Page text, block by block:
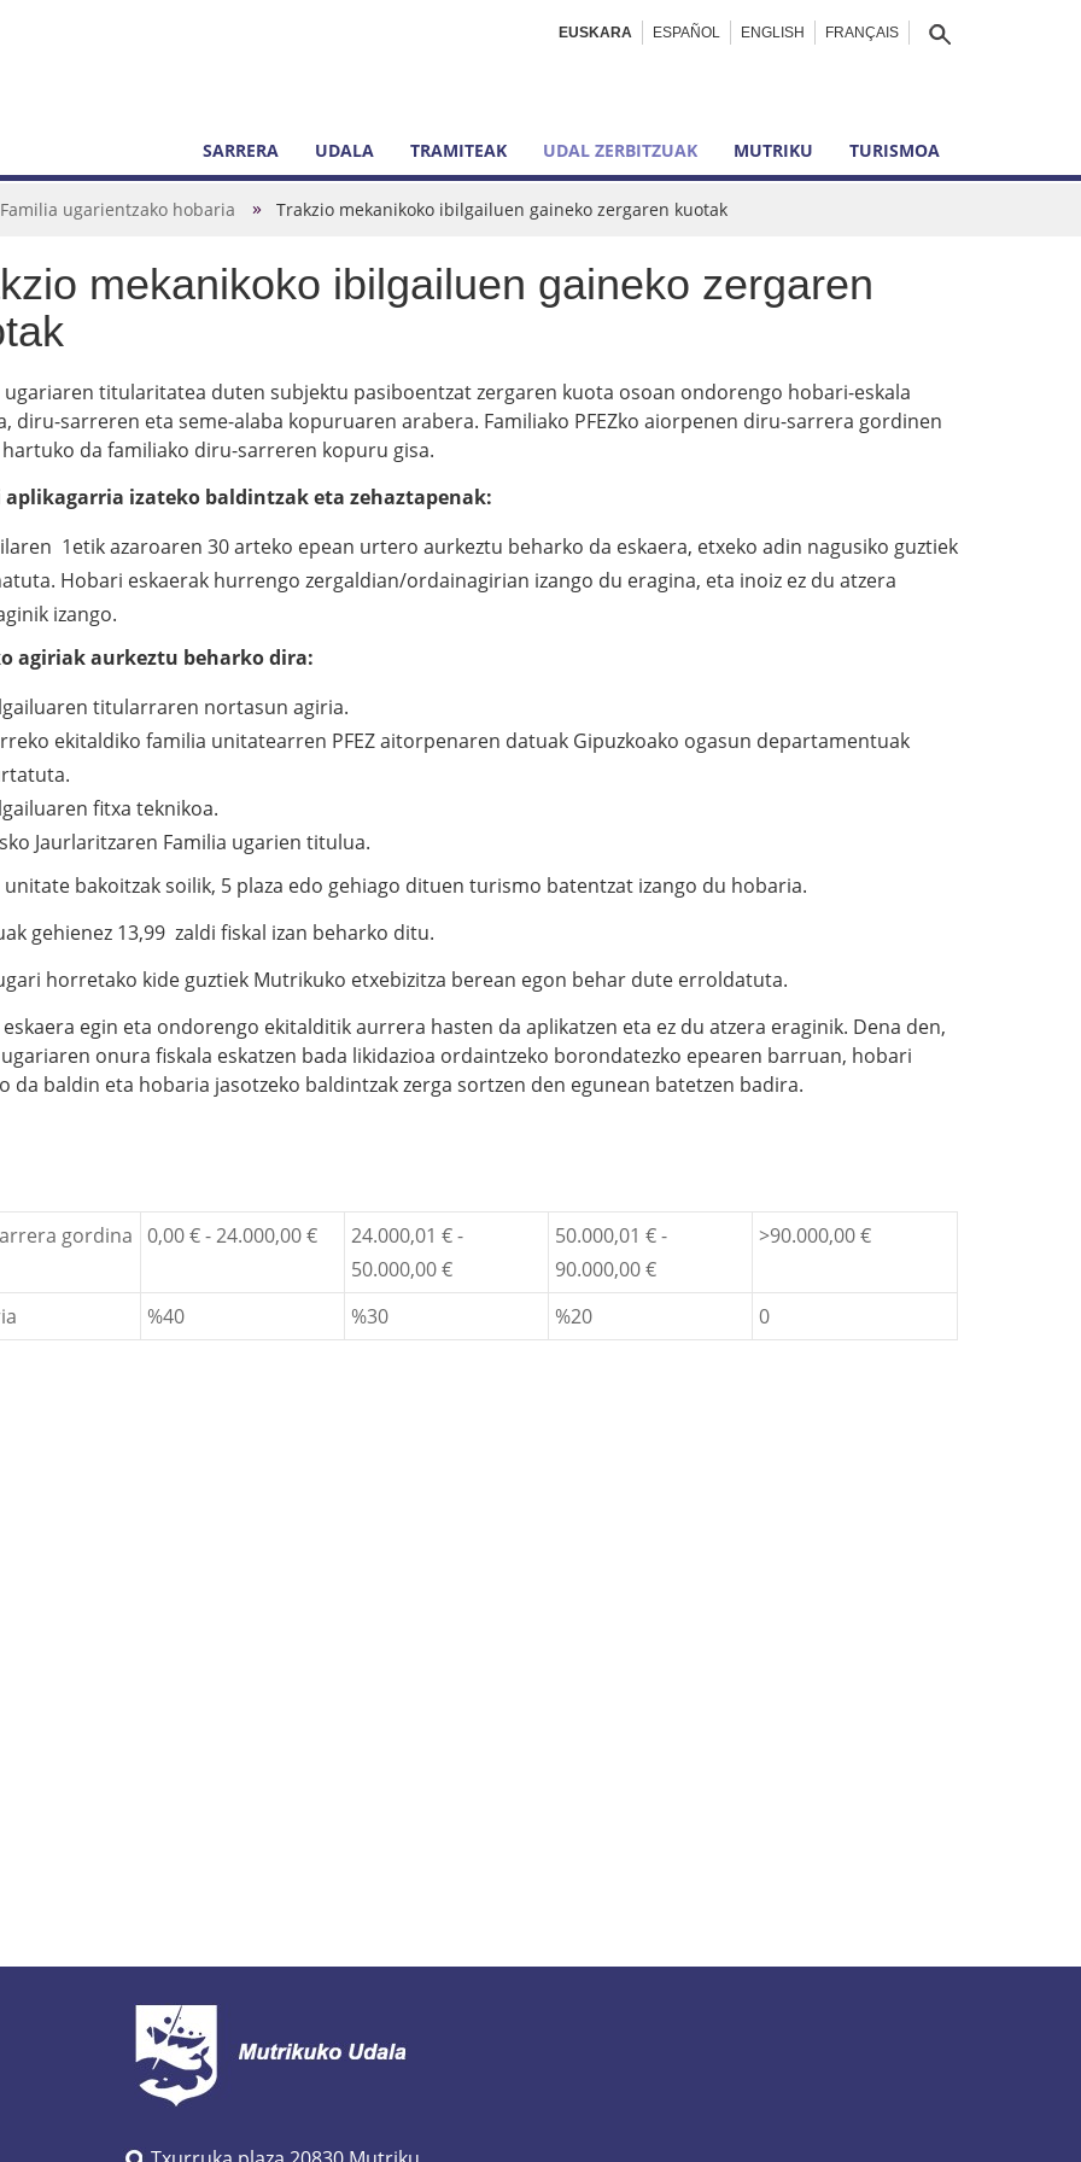
EUSKARA ESPAÑOL ENGLISH FRANÇAIS
SARRERA UDALA TRAMITEAK UDAL ZERBITZUAK MUTRIKU TURISMOA
Familia ugarientzako hobaria Trakzio mekanikoko ibilgailuen gaineko zergaren kuotak
mekanikoko ibilgailuen gaineko zergaren
ugariaren titularitatea duten subjektu pasiboentzat zergaren kuota osoan ondorengo hobari-eskala
diru-sarreren eta seme-alaba kopuruaren arabera. Familiako PFEZko aiorpenen diru-sarrera gordinen
da familiako diru-sarreren kopuru gisa.
aplikagarria izateko baldintzak eta zehaztapenak:
1etik azaroaren 30 arteko epean urtero aurkeztu beharko da eskaera, etxeko adin nagusiko guztiek
Hobari eskaerak hurrengo zergaldian/ordainagirian izango du eragina, eta inoiz ez du atzera
izango.
agiriak aurkeztu beharko dira:
titularraren nortasun agiria.
ekitaldiko familia unitatearren PFEZ aitorpenaren datuak Gipuzkoako ogasun departamentuak
fitxa teknikoa.
Jaurlaritzaren Familia ugarien titulua.
unitate bakoitzak soilik, 5 plaza edo gehiago dituen turismo batentzat izango du hobaria.
gehienez 13,99 zaldi fiskal izan beharko ditu.
horretako kide guztiek Mutrikuko etxebizitza berean egon behar dute erroldatuta.
egin eta ondorengo ekitalditik aurrera hasten da aplikatzen eta ez du atzera eraginik. Dena den,
onura fiskala eskatzen bada likidazioa ordaintzeko borondatezko epearen barruan, hobari
da baldin eta hobaria jasotzeko baldintzak zerga sortzen den egunean batetzen badira.
gordina 0,00 € - 24.000,00 €
24.000,01 € -
50.000,00 €
50.000,01 € -
90.000,00 €
>90.000,00 €
%40 %30 %20 0